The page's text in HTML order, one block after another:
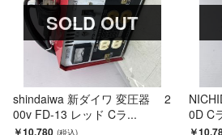
SOLD OUT
shindaiwa 新ダイワ 変圧器 2
00v FD-13 レッド Cラ...
￥10,780
0D C
￥